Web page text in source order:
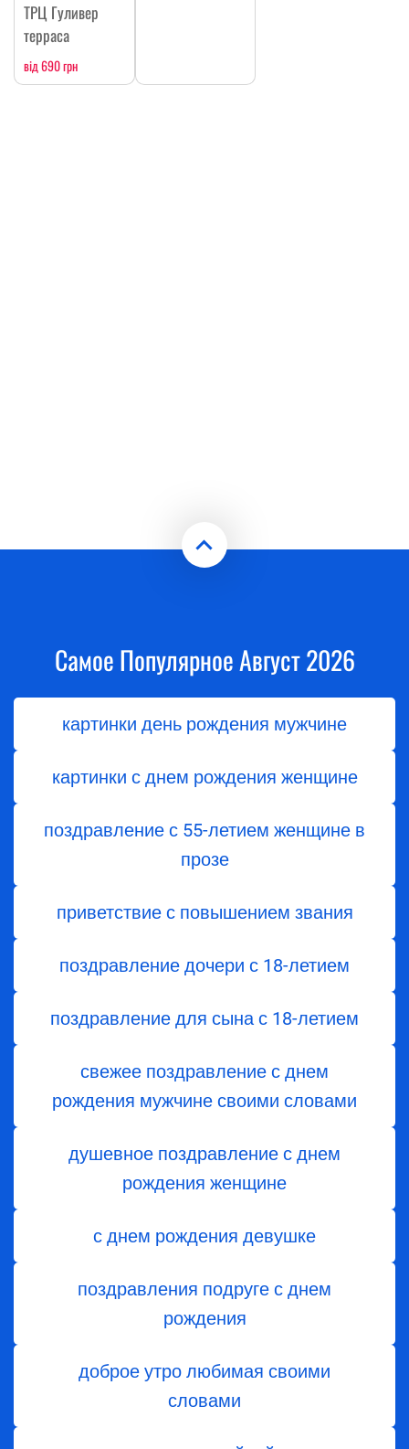
ТРЦ Гуливер
терраса
від 690 грн
Самое Популярное Август 2026
картинки день рождения мужчине
картинки с днем рождения женщине
поздравление с 55-летием женщине в
прозе
приветствие с повышением звания
поздравление дочери с 18-летием
поздравление для сына с 18-летием
свежее поздравление с днем
рождения мужчине своими словами
душевное поздравление с днем
рождения женщине
с днем рождения девушке
поздравления подруге с днем
рождения
доброе утро любимая своими
словами